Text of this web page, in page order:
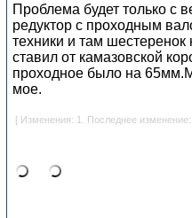
Проблема будет только с
редуктор с проходным
техники и там шестеренок
ставил от камазовской
проходное было на
мое.
[ Изменения: 1. Последнее